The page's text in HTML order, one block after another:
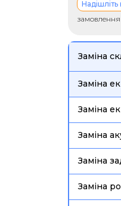
Заміна
Заміна
Заміна
Заміна
Заміна
Заміна